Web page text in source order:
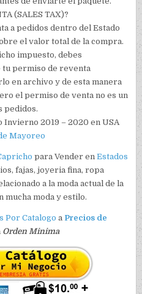
(SALES TAX)?
a pedidos dentro del Estado
el valor total de la compra.
impuesto, debes
permiso de reventa
en archivo y de esta manera
el permiso de venta no es un
pedidos.
Invierno 2019 – 2020 en USA
Mayoreo
para Vender enEstados
fajas, joyeria fina, ropa
a la moda actual de la
mucha moda y estilo.
Por Catalogo a Precios de
Orden Minima